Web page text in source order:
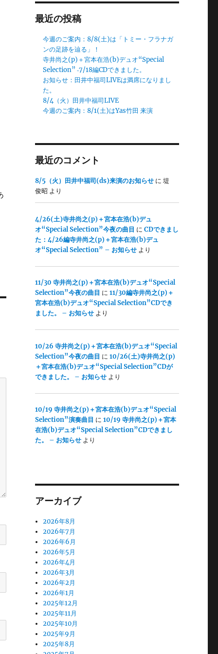
最近の投稿
今週のご案内：8/8(土)は「トミー・フラナガ
ンの足跡を辿る」！
寺井尚之(p)＋宮本在浩(b)デュオ“Special
Selection” ‐7/18編CDできました。
お知らせ：田井中福司LIVEは満席になりまし
た。
8/4（火）田井中福司LIVE
今週のご案内：8/1(土)はYas竹田 来演
最近のコメント
8/5（火）田井中福司(ds)来演のお知らせに 堤
俊昭 より
4/26(土)寺井尚之(p)＋宮本在浩(b)デュ
オ“Special Selection”今夜の曲目 に CDできまし
た：4/26編寺井尚之(p)＋宮本在浩(b)デュ
オ“Special Selection” – お知らせより
11/30 寺井尚之(p)＋宮本在浩(b)デュオ“Special
Selection”今夜の曲目 に 11/30編寺井尚之(p)＋
宮本在浩(b)デュオ“Special Selection”CDでき
ました。 – お知らせより
10/26 寺井尚之(p)＋宮本在浩(b)デュオ“Special
Selection”今夜の曲目 に 10/26(土)寺井尚之(p)
＋宮本在浩(b)デュオ“Special Selection”CDが
できました。 – お知らせより
10/19 寺井尚之(p)＋宮本在浩(b)デュオ“Special
Selection”演奏曲目 に 10/19 寺井尚之(p)＋宮本
在浩(b)デュオ“Special Selection”CDできまし
た。 – お知らせより
アーカイブ
2026年8月
2026年7月
2026年6月
2026年5月
2026年4月
2026年3月
2026年2月
2026年1月
2025年12月
2025年11月
2025年10月
2025年9月
2025年8月